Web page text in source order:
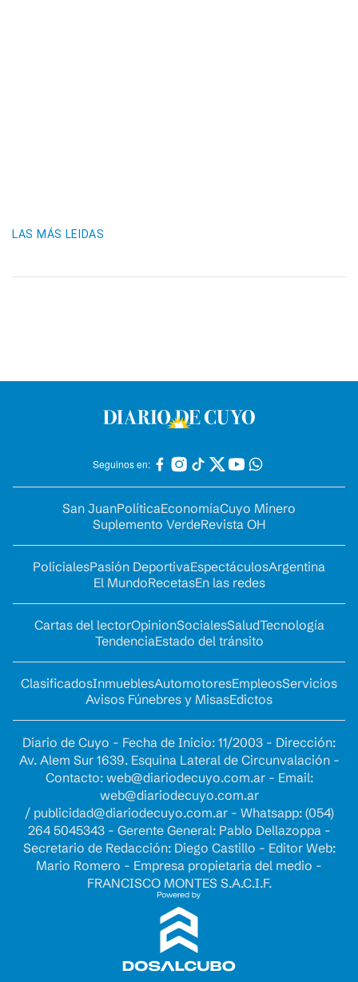
LAS MÁS LEIDAS
Seguinos en:
San JuanPolíticaEconomíaCuyo Minero
Suplemento VerdeRevista OH
PolicialesPasión DeportivaEspectáculosArgentina
El MundoRecetasEn las redes
Cartas del lectorOpinionSocialesSaludTecnología
TendenciaEstado del tránsito
ClasificadosInmueblesAutomotoresEmpleosServicios
Avisos Fúnebres y MisasEdictos
Diario de Cuyo - Fecha de Inicio: 11/2003 - Dirección:
Av. Alem Sur 1639. Esquina Lateral de Circunvalación -
Contacto: web@diariodecuyo.com.ar- Email:
web@diariodecuyo.com.ar
/ publicidad@diariodecuyo.com.ar- Whatsapp: (054)
264 5045343 - Gerente General: Pablo Dellazoppa -
Secretario de Redacción: Diego Castillo - Editor Web:
Mario Romero - Empresa propietaria del medio -
FRANCISCO MONTES S.A.C.I.F.